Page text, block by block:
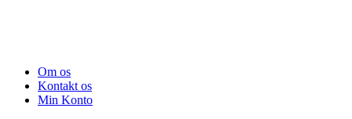
Om os
Kontakt os
Min Konto